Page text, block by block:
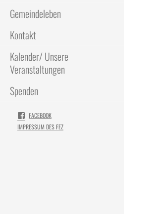
Gemeindeleben
Kontakt
Kalender/ Unsere
Veranstaltungen
Spenden
FACEBOOK
IMPRESSUM DES FEZ